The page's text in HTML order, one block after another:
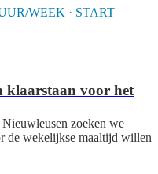
WEEK · START
klaarstaan voor het
zoeken we
de wekelijkse maaltijd willen